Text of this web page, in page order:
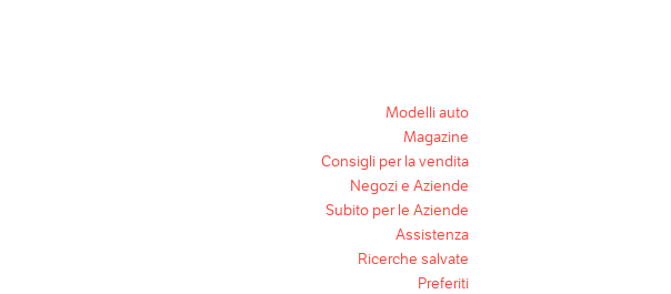
Modelli auto
Magazine
Consigli per la vendita
Negozi e Aziende
Subito per le Aziende
Assistenza
Ricerche salvate
Preferiti